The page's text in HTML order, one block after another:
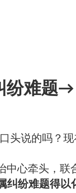
纷难题→
头说的吗？
心牵头，联
纠纷难题得以